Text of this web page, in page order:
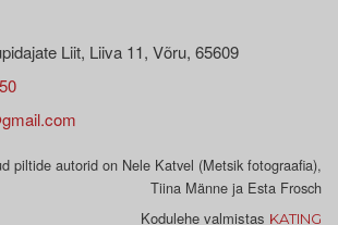
Liit, Liiva 11, Võru, 65609
piltide autorid on Nele Katvel (Metsik fotograafia),
Tiina Männe ja Esta Frosch
Kodulehe valmistas KATING